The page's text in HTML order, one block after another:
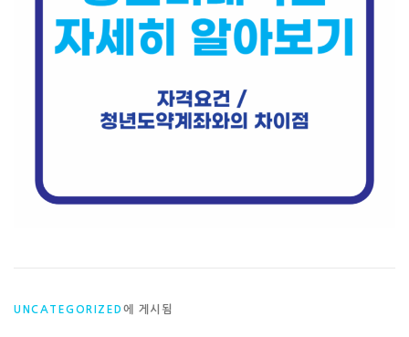
UNCATEGORIZED 에 게시됨